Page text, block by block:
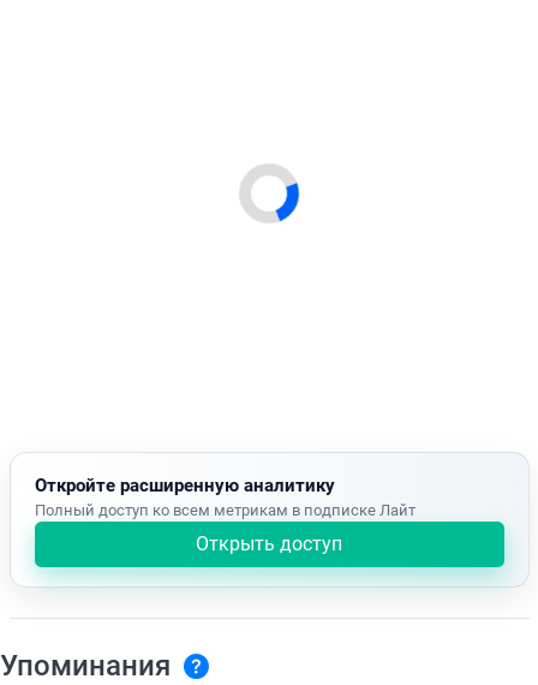
Откройте расширенную аналитику
Полный доступ ко всем метрикам в подписке Лайт
Открыть доступ
Упоминания